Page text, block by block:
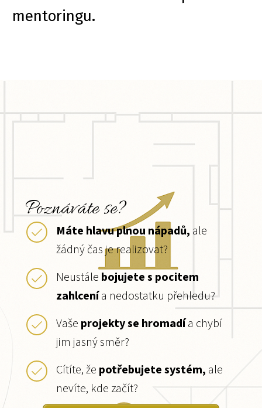
mentoringu.
Poznáváte se?
Máte hlavu plnou nápadů, ale
žádný čas je realizovat?
Neustále bojujete s pocitem
zahlcenía nedostatku přehledu?
Vaše projekty se hromadía chybí
jim jasný směr?
Cítíte, že potřebujete systém, ale
nevíte, kde začít?